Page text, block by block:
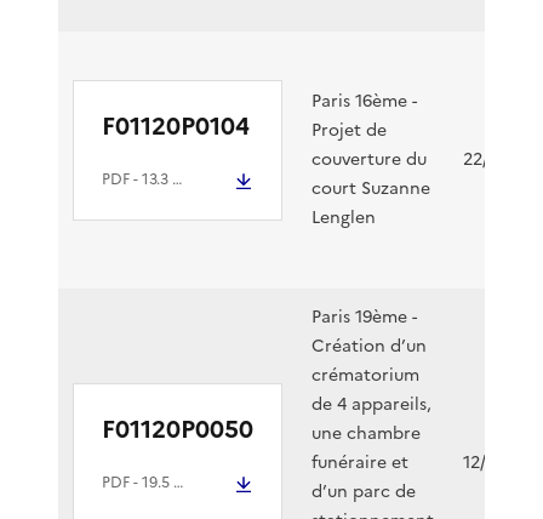
F01120P0104
PDF- 13.3 Mio
Paris 16ème -
Projet de
couverture du
court Suzanne
Lenglen
22/07/
F01120P0050
PDF- 19.5 Mio
Paris 19ème -
Création d’un
crématorium
de 4 appareils,
une chambre
funéraire et
d’un parc de
12/06/